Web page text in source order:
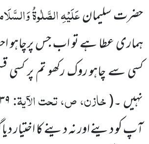
حضرت سلیمانعَلَیْہِالصَّلٰوۃُ
ہماری عطا ہے تو اب جس پرچاہو
کسی سے چاہو روک رکھو تم پر کسی
نہیں ۔(خازن، ص، تحت الآیۃ:۳۹
آپ کو دینے اور نہ دینے کا اختیار